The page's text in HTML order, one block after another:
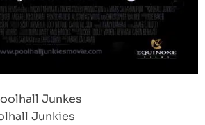
Junkes
Junkies